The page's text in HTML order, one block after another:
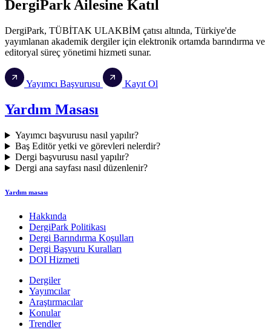
DergiPark Ailesine Katıl
DergiPark, TÜBİTAK ULAKBİM çatısı altında, Türkiye'de
yayımlanan akademik dergiler için elektronik ortamda barındırma ve
editoryal süreç yönetimi hizmeti sunar.
Yayımcı Başvurusu Kayıt Ol
Yardım Masası
Yayımcı başvurusu nasıl yapılır?
Baş Editör yetki ve görevleri nelerdir?
Dergi başvurusu nasıl yapılır?
Dergi ana sayfası nasıl düzenlenir?
Yardım masası
Hakkında
DergiPark Politikası
Dergi Barındırma Koşulları
Dergi Başvuru Kuralları
DOI Hizmeti
Dergiler
Yayımcılar
Araştırmacılar
Konular
Trendler